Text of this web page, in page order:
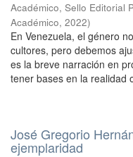
Académico, Sello Editorial
Académico, 2022)
En Venezuela, el género
cultores, pero debemos
es la breve narración en
tener bases en la realidad
José Gregorio
ejemplaridad